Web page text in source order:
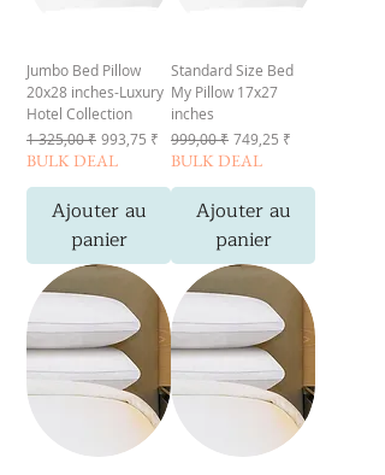
Jumbo Bed Pillow
20x28 inches-Luxury
Hotel Collection
Prix original
1 325,00 ₹ Prix promotionnel
993,75 ₹
BULK DEAL
Ajouter au
panier
Standard Size Bed
My Pillow 17x27
inches
Prix original
999,00 ₹ Prix promotionnel
749,25 ₹
BULK DEAL
Ajouter au
panier